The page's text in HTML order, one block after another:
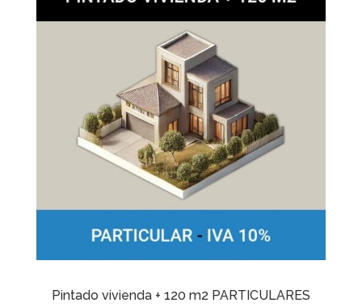
Pintado vivienda + 120 m2 PARTICULARES